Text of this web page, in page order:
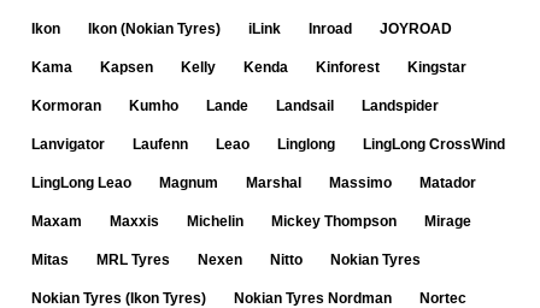
Ikon Ikon (Nokian Tyres) iLink Inroad JOYROAD
Kama Kapsen Kelly Kenda Kinforest Kingstar
Kormoran Kumho Lande Landsail Landspider
Lanvigator Laufenn Leao Linglong LingLong CrossWind
LingLong Leao Magnum Marshal Massimo Matador
Maxam Maxxis Michelin Mickey Thompson Mirage
Mitas MRL Tyres Nexen Nitto Nokian Tyres
Nokian Tyres (Ikon Tyres) Nokian Tyres Nordman Nortec